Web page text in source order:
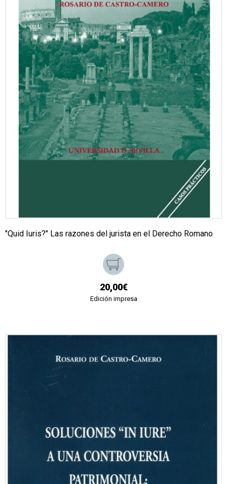
"Quid Iuris?" Las razones del jurista en el Derecho Romano
20,00€
Edición impresa